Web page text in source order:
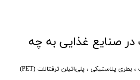
در صنایع غذایی به چه
، بطری پلاستیکی ، پلی‌اتیلن ترفتالات (PET)